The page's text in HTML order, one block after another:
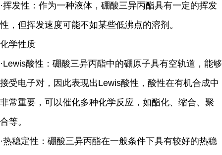
·挥发性：作为一种液体，硼酸三异丙酯具有一定的挥发
性，但挥发速度可能不如某些低沸点的溶剂。
化学性质
·Lewis酸性：硼酸三异丙酯中的硼原子具有空轨道，能够
接受电子对，因此表现出Lewis酸性，酸性在有机合成中
非常重要，可以催化多种化学反应，如酯化、缩合、聚
合等。
·热稳定性：硼酸三异丙酯在一般条件下具有较好的热稳